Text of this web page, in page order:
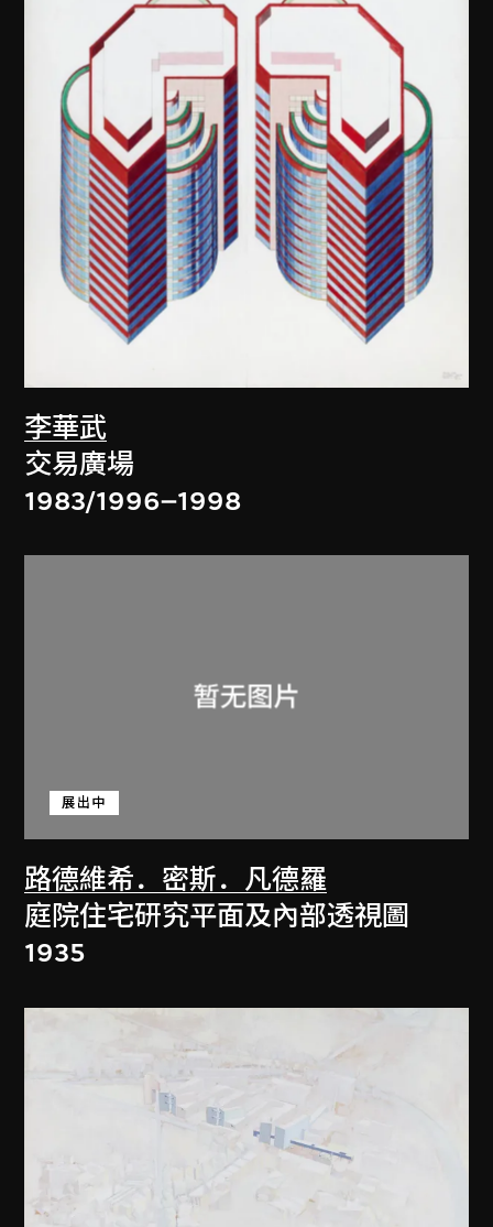
李華武
交易廣場
1983/1996–1998
路德維希．密斯．凡德羅
展出中
庭院住宅研究平面及內部透視圖
1935